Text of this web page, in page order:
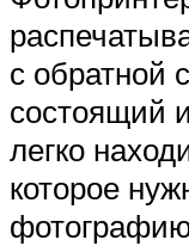
с обратной
состоящий
легко
которое